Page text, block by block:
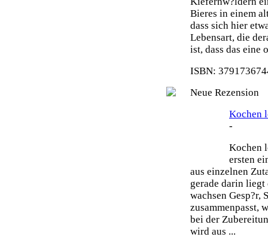
Bieres in einem
dass sich hier
Lebensart, die
ist, dass das eine
ISBN:
Neue Rezension
Kochen
-
Kochen
ersten
aus einzelnen
gerade darin
wachsen Gesp?r,
zusammenpasst,
bei der
wird aus ...